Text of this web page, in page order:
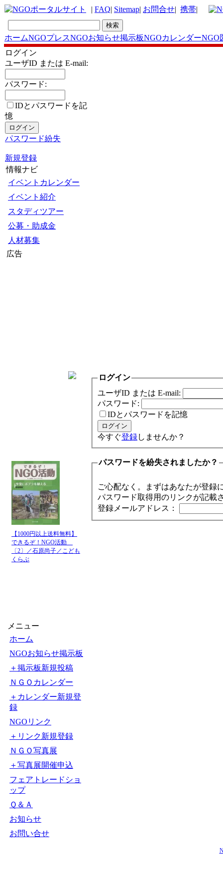
| FAQ| Sitemap| お問合せ| 携帯|
ホームNGOプレスNGOお知らせ掲示板NGOカレンダーNGO
ログイン
ユーザID または E-mail:
パスワード:
IDとパスワードを記
憶
パスワード紛失
新規登録
情報ナビ
イベントカレンダー
イベント紹介
スタディツアー
公募・助成金
人材募集
広告
【1000円以上送料無料】
できるぞ！NGO活動
〔2〕／石原尚子／こども
くらぶ
メニュー
ホーム
NGOお知らせ掲示板
＋掲示板新規投稿
ＮＧＯカレンダー
＋カレンダー新規登
録
NGOリンク
＋リンク新規登録
ＮＧＯ写真展
＋写真展開催申込
フェアトレードショ
ップ
Ｑ＆Ａ
お知らせ
お問い合せ
ログイン
ユーザID または E-mail:
パスワード:
IDとパスワードを記憶
今すぐ登録しませんか？
パスワードを紛失されましたか？
ご心配なく。まずはあなたが登録
パスワード取得用のリンクが記載
登録メールアドレス：